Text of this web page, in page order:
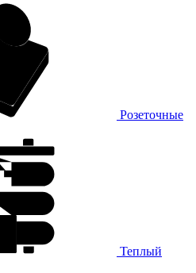
Розеточные
Теплый